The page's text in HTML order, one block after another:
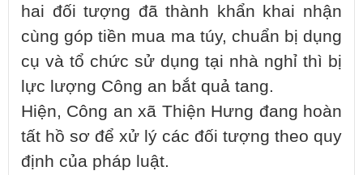
hai đối tượng đã thành khẩn khai nhận
cùng góp tiền mua ma túy, chuẩn bị dụng
cụ và tổ chức sử dụng tại nhà nghỉ thì bị
lực lượng Công an bắt quả tang.
Hiện, Công an xã Thiện Hưng đang hoàn
tất hồ sơ để xử lý các đối tượng theo quy
định của pháp luật.